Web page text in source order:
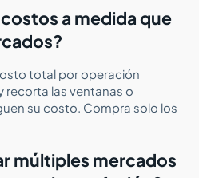
a medida que
total por operación
recorta las ventanas o
su costo. Compra solo los
múltiples mercados